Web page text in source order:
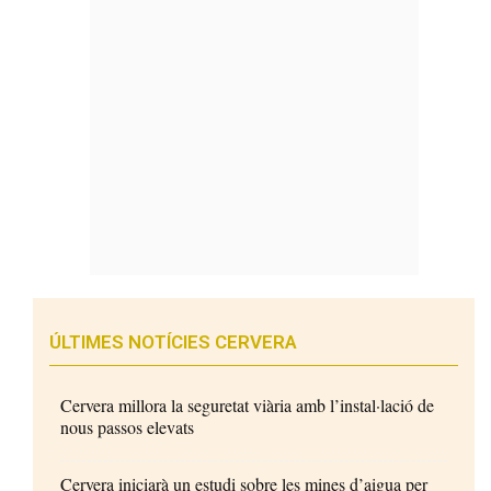
ÚLTIMES NOTÍCIES CERVERA
Cervera millora la seguretat viària amb l’instal·lació de
nous passos elevats
Cervera iniciarà un estudi sobre les mines d’aigua per